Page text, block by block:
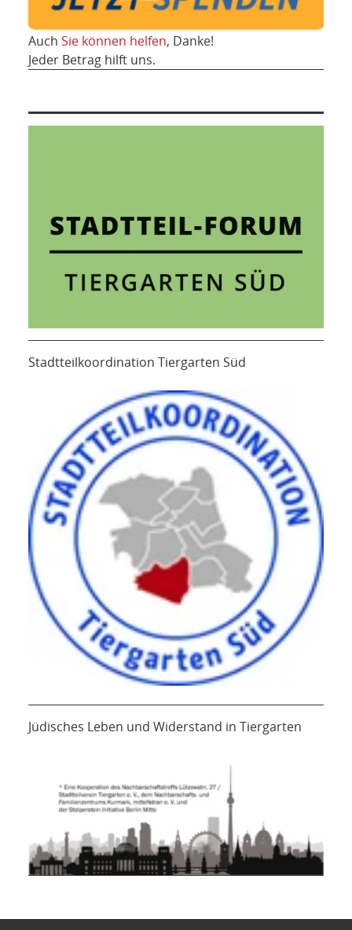
Auch Sie können helfen, Danke!
Jeder Betrag hilft uns.
Stadtteilkoordination Tiergarten Süd
Jüdisches Leben und Widerstand in Tiergarten